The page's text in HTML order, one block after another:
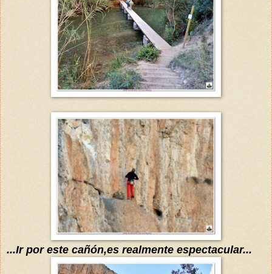
...Ir por este cañón,es realmente espectacular...